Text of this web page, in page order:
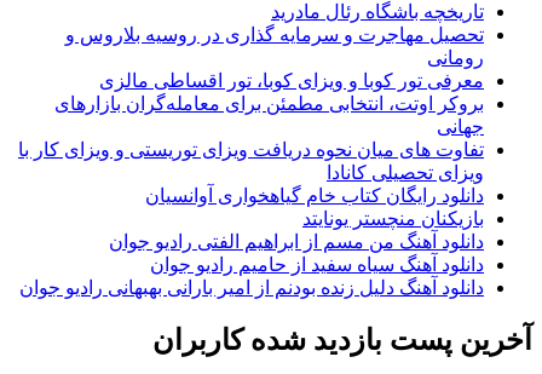
تاریخچه باشگاه رئال مادرید
تحصیل مهاجرت و سرمایه گذاری در روسیه بلاروس و
رومانی
معرفی تور کوبا و ویزای کوبا، تور اقساطی مالزی
بروکر اوتت، انتخابی مطمئن برای معامله‌گران بازارهای
جهانی
تفاوت های میان نحوه دریافت ویزای توریستی و ویزای کار با
ویزای تحصیلی کانادا
دانلود رایگان کتاب خام گیاهخواری آوانسیان
بازیکنان منچستر یونایتد
دانلود آهنگ من مسم از ابراهیم الفتی رادیو جوان
دانلود آهنگ سیاه سفید از حامیم رادیو جوان
دانلود آهنگ دلیل زنده بودنم از امیر بارانی بهبهانی رادیو جوان
پست بازدید شده کاربران